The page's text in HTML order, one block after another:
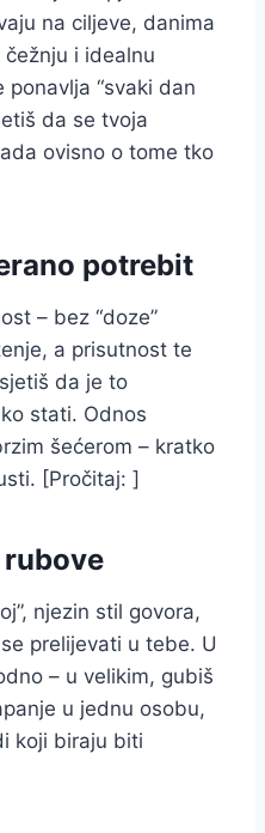
na ciljeve, danima
i idealnu
“svaki dan
da se tvoja
ovisno o tome tko
potrebit
– bez “doze”
a prisutnost te
da je to
stati. Odnos
šećerom – kratko
[Pročitaj: ]
njezin stil govora,
prelijevati u tebe. U
– u velikim, gubiš
u jednu osobu,
koji biraju biti